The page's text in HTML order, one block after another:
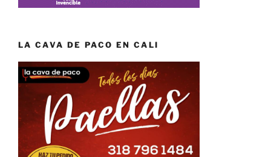
LA CAVA DE PACO EN CALI